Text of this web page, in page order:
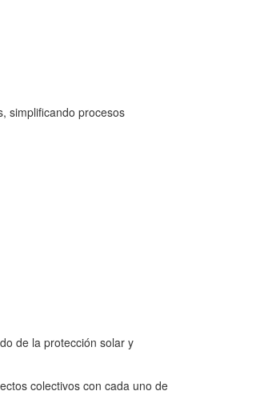
simplificando procesos
de la protección solar y
colectivos con cada uno de